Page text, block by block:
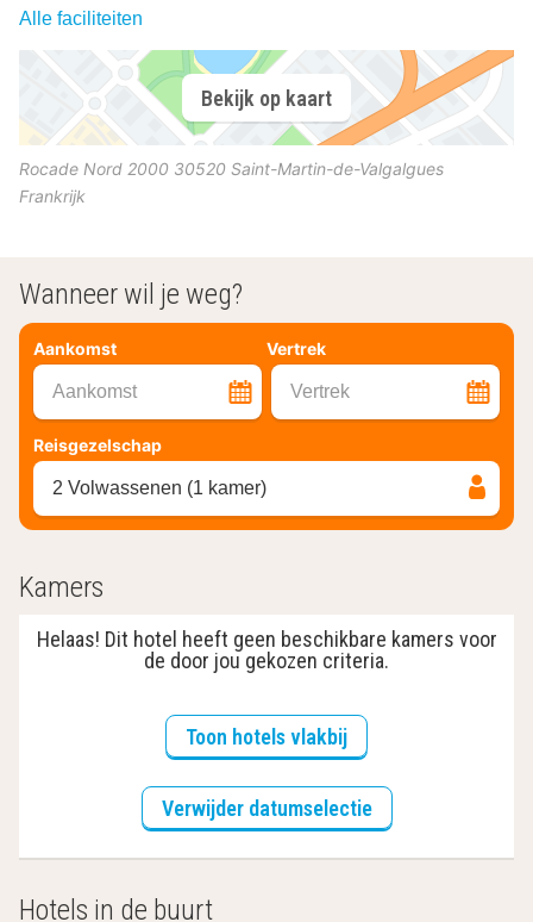
Alle faciliteiten
Bekijk op kaart
Rocade Nord 2000 30520 Saint-Martin-de-Valgalgues
Frankrijk
Wanneer wil je weg?
Aankomst Vertrek
Aankomst Vertrek
Reisgezelschap
2 Volwassenen (1 kamer)
Kamers
Helaas! Dit hotel heeft geen beschikbare kamers voor
de door jou gekozen criteria.
Toon hotels vlakbij
Verwijder datumselectie
Hotels in de buurt